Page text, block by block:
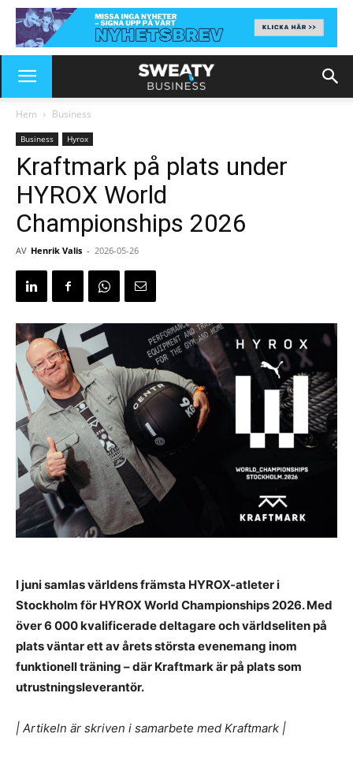
Hem Business
Business Hyrox
Kraftmark på plats under
HYROX World
Championships 2026
AV Henrik Valis - 2026-05-26
I juni samlas världens främsta HYROX-atleter i
Stockholm för HYROX World Championships 2026. Med
över 6 000 kvalificerade deltagare och världseliten på
plats väntar ett av årets största evenemang inom
funktionell träning – där Kraftmark är på plats som
utrustningsleverantör.
| Artikeln är skriven i samarbete med Kraftmark |